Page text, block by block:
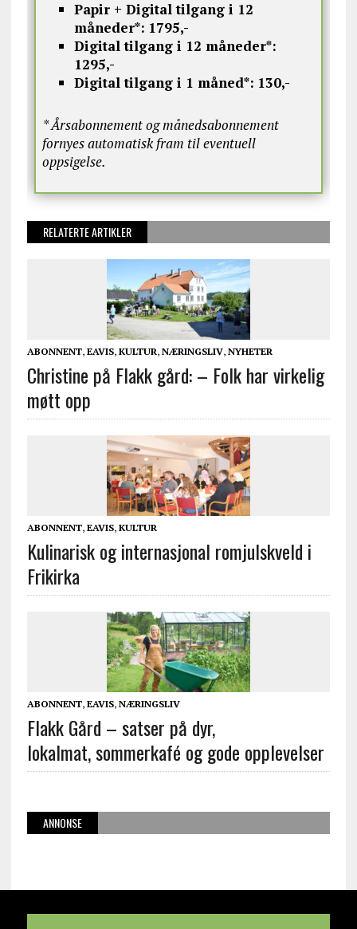
Papir + Digital tilgang i 12
måneder*: 1795,-
Digital tilgang i 12 måneder*:
1295,-
Digital tilgang i 1 måned*: 130,-
* Årsabonnement og månedsabonnement
fornyes automatisk fram til eventuell
oppsigelse.
RELATERTE ARTIKLER
ABONNENT, EAVIS, KULTUR, NÆRINGSLIV, NYHETER
Christine på Flakk gård: – Folk har virkelig
møtt opp
ABONNENT, EAVIS, KULTUR
Kulinarisk og internasjonal romjulskveld i
Frikirka
ABONNENT, EAVIS, NÆRINGSLIV
Flakk Gård – satser på dyr,
lokalmat, sommerkafé og gode opplevelser
ANNONSE